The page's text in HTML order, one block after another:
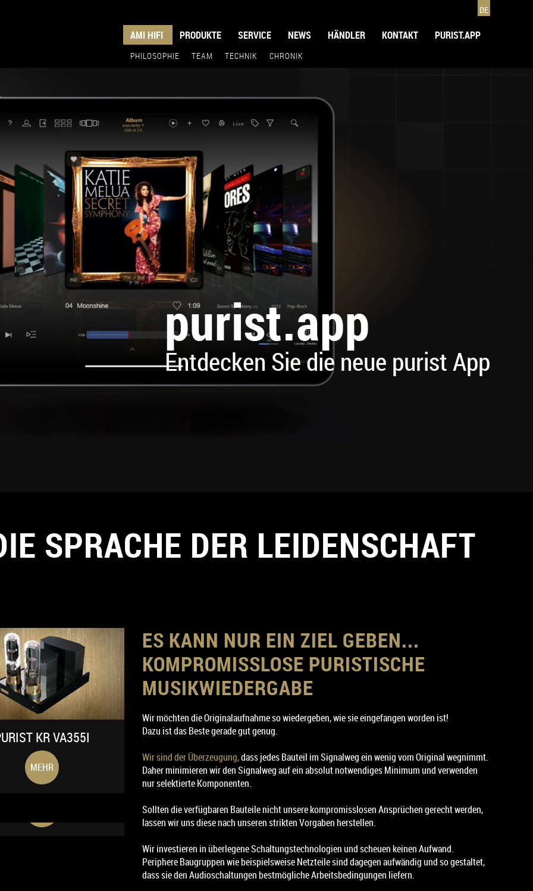
DE
AMI HIFI
PHILOSOPHIE TEAM TECHNIK CHRONIK
PRODUKTE SERVICE NEWS HÄNDLER KONTAKT PURIST.APP
purist.app
Entdecken Sie die neue purist App
SPRACHE DER LEIDENSCHAFT
KR VA355I
MEHR
AUDIO UNSERE EIGENEN
PURIST ESL
ES KANN NUR EIN ZIEL GEBEN...
KOMPROMISSLOSE PURISTISCHE
MUSIKWIEDERGABE
Wir möchten die Originalaufnahme so wiedergeben, wie sie eingefangen worden ist!
Dazu ist das Beste gerade gut genug.
Wir sind der Überzeugung,dass jedes Bauteil im Signalweg ein wenig vom Original wegnimmt.
Daher minimieren wir den Signalweg auf ein absolut notwendiges Minimum und verwenden
nur selektierte Komponenten.
Sollten die verfügbaren Bauteile nicht unsere kompromisslosen Ansprüchen gerecht werden,
lassen wir uns diese nach unseren strikten Vorgaben herstellen.
Wir investieren in überlegene Schaltungstechnologien und scheuen keinen Aufwand.
Periphere Baugruppen wie beispielsweise Netzteile sind dagegen aufwändig und so gestaltet,
dass sie den Audioschaltungen bestmögliche Arbeitsbedingungen liefern.